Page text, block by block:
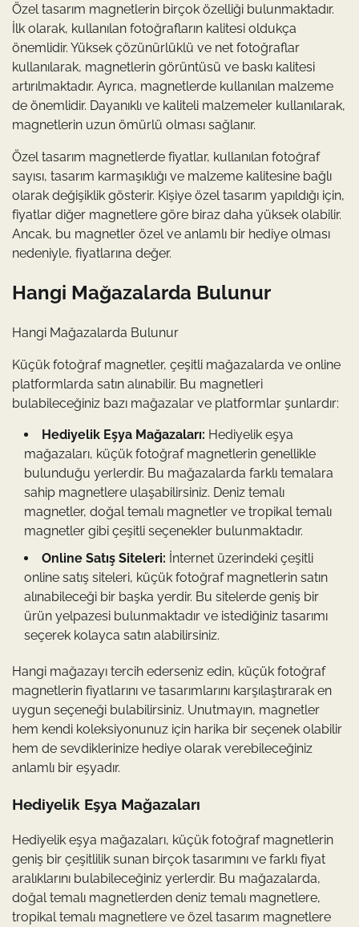
Özel tasarım magnetlerin birçok özelliği bulunmaktadır.
İlk olarak, kullanılan fotoğrafların kalitesi oldukça
önemlidir. Yüksek çözünürlüklü ve net fotoğraflar
kullanılarak, magnetlerin görüntüsü ve baskı kalitesi
artırılmaktadır. Ayrıca, magnetlerde kullanılan malzeme
de önemlidir. Dayanıklı ve kaliteli malzemeler kullanılarak,
magnetlerin uzun ömürlü olması sağlanır.
Özel tasarım magnetlerde fiyatlar, kullanılan fotoğraf
sayısı, tasarım karmaşıklığı ve malzeme kalitesine bağlı
olarak değişiklik gösterir. Kişiye özel tasarım yapıldığı için,
fiyatlar diğer magnetlere göre biraz daha yüksek olabilir.
Ancak, bu magnetler özel ve anlamlı bir hediye olması
nedeniyle, fiyatlarına değer.
Hangi Mağazalarda Bulunur
Hangi Mağazalarda Bulunur
Küçük fotoğraf magnetler, çeşitli mağazalarda ve online
platformlarda satın alınabilir. Bu magnetleri
bulabileceğiniz bazı mağazalar ve platformlar şunlardır:
Hediyelik Eşya Mağazaları: Hediyelik eşya
mağazaları, küçük fotoğraf magnetlerin genellikle
bulunduğu yerlerdir. Bu mağazalarda farklı temalara
sahip magnetlere ulaşabilirsiniz. Deniz temalı
magnetler, doğal temalı magnetler ve tropikal temalı
magnetler gibi çeşitli seçenekler bulunmaktadır.
Online Satış Siteleri: İnternet üzerindeki çeşitli
online satış siteleri, küçük fotoğraf magnetlerin satın
alınabileceği bir başka yerdir. Bu sitelerde geniş bir
ürün yelpazesi bulunmaktadır ve istediğiniz tasarımı
seçerek kolayca satın alabilirsiniz.
Hangi mağazayı tercih ederseniz edin, küçük fotoğraf
magnetlerin fiyatlarını ve tasarımlarını karşılaştırarak en
uygun seçeneği bulabilirsiniz. Unutmayın, magnetler
hem kendi koleksiyonunuz için harika bir seçenek olabilir
hem de sevdiklerinize hediye olarak verebileceğiniz
anlamlı bir eşyadır.
Hediyelik Eşya Mağazaları
Hediyelik eşya mağazaları, küçük fotoğraf magnetlerin
geniş bir çeşitlilik sunan birçok tasarımını ve farklı fiyat
aralıklarını bulabileceğiniz yerlerdir. Bu mağazalarda,
doğal temalı magnetlerden deniz temalı magnetlere,
tropikal temalı magnetlere ve özel tasarım magnetlere